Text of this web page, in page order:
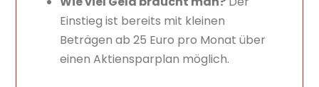
Einstieg ist bereits mit kleinen
Beträgen ab 25 Euro pro Monat über
einen Aktiensparplan möglich.